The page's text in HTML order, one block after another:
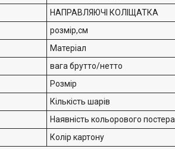
НАПРАВЛЯЮЧІ КОЛІЩАТКА
розмір,см
Матеріал
вага брутто/нетто
Розмір
Кількість шарів
Наявність кольорового постера
Колір картону